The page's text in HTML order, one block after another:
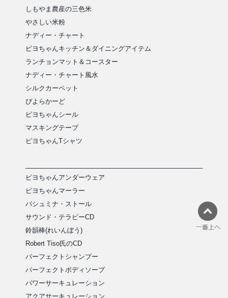
しもやま農産の三色米
やさしい米粉
ナディー・チャート
ピヨちゃんキッチン＆ダイニングアイテム
ランチョンマット＆コースター
ナディー・チャート風水
シルクカーペット
ぴよらかーど
ピヨちゃんシール
マスキングテープ
ピヨちゃんTシャツ
ピヨちゃんアンダーウェア
ピヨちゃんマーラー
パシュミナ・ストール
サウンド・テラピーCD
鈴韻棒(れいんぼう)
Robert Tiso氏のCD
パーフェクトシャンプー
パーフェクトボディソープ
パワーサーキュレーション
アクアサーキュレーション